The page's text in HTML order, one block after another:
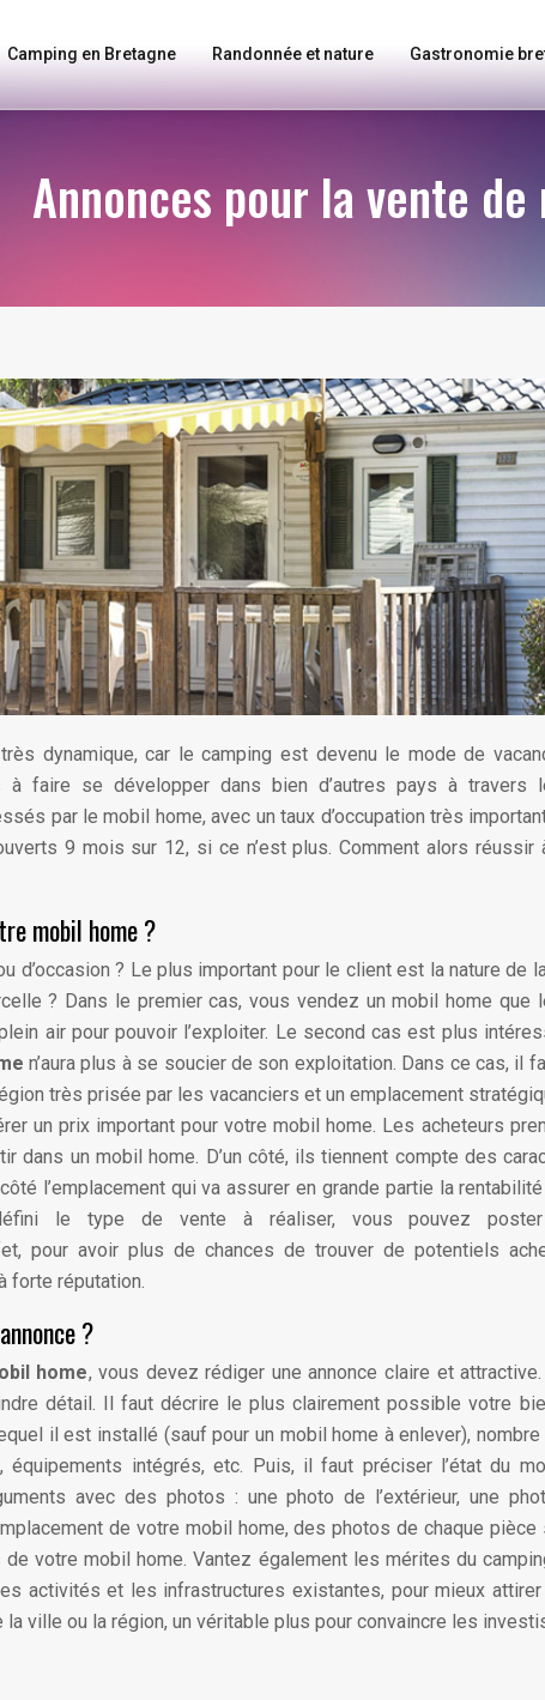
Camping en Bretagne Randonnée et nature Gastronomie
Annonces pour la vente
dynamique, car le camping est devenu le mode de
à faire se développer dans bien d’autres pays à travers
par le mobil home, avec un taux d’occupation très
9 mois sur 12, si ce n’est plus. Comment alors réussir
mobil home ?
d’occasion ? Le plus important pour le client est la nature de
? Dans le premier cas, vous vendez un mobil home que
air pour pouvoir l’exploiter. Le second cas est plus
n’aura plus à se soucier de son exploitation. Dans ce cas, il
très prisée par les vacanciers et un emplacement
un prix important pour votre mobil home. Les acheteurs
dans un mobil home. D’un côté, ils tiennent compte des
l’emplacement qui va assurer en grande partie la
le type de vente à réaliser, vous pouvez poster
pour avoir plus de chances de trouver de potentiels
forte réputation.
?
home, vous devez rédiger une annonce claire et
détail. Il faut décrire le plus clairement possible votre
il est installé (sauf pour un mobil home à enlever),
intégrés, etc. Puis, il faut préciser l’état du
avec des photos : une photo de l’extérieur, une
de votre mobil home, des photos de chaque
votre mobil home. Vantez également les mérites du
activités et les infrastructures existantes, pour mieux attirer
ville ou la région, un véritable plus pour convaincre les